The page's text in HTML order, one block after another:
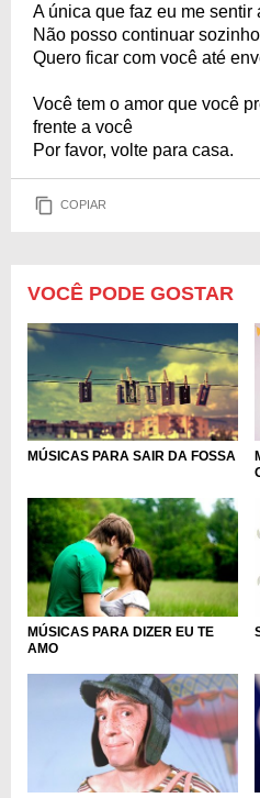
A única que faz eu me sentir
Não posso continuar sozinho
Quero ficar com você até
Você tem o amor que você
frente a você
Por favor, volte para casa.
COPIAR
VOCÊ PODE GOSTAR
MÚSICAS PARA SAIR DA FOSSA
MÚSICAS PARA DIZER EU TE
AMO